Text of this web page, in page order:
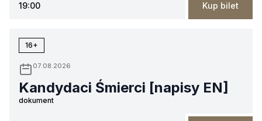
19:00 Kup bilet
16+
07.08.2026
Kandydaci Śmierci [napisy EN]
dokument